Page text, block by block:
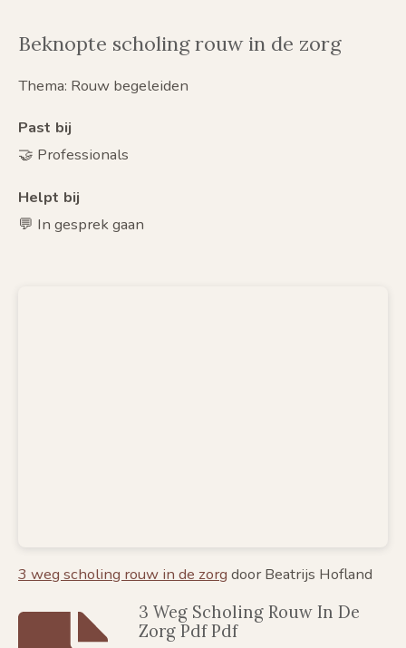
Beknopte scholing rouw in de zorg
Thema: Rouw begeleiden
Past bij
🤝 Professionals
Helpt bij
💬 In gesprek gaan
3 weg scholing rouw in de zorg door Beatrijs Hofland
3 Weg Scholing Rouw In De
Zorg Pdf Pdf